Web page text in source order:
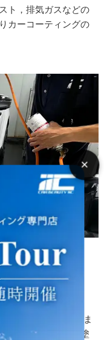
ト，排気ガスなどの
カーコーティングの
る
果
イマー処理を施しま
ーティング被膜の塗
×